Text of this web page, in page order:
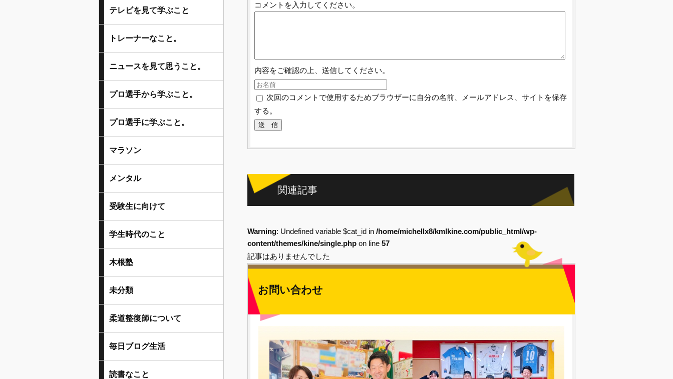
コメントを入力してください。
内容をご確認の上、送信してください。
次回のコメントで使用するためブラウザーに自分の名前、メールアドレス、サイトを保存
する。
関連記事
Warning: Undefined variable $cat_id in /home/michellx8/kmlkine.com/public_html/wp-
content/themes/kine/single.php on line 57
記事はありませんでした
お問い合わせ
テレビを見て学ぶこと
トレーナーなこと。
ニュースを見て思うこと。
プロ選手から学ぶこと。
プロ選手に学ぶこと。
マラソン
メンタル
受験生に向けて
学生時代のこと
木根塾
未分類
柔道整復師について
毎日ブログ生活
読書なこと